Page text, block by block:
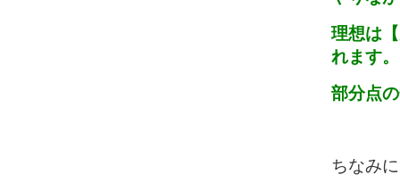
理想は
れます。
部分点
ちなみ